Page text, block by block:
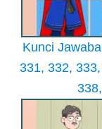
Kunci
331, 332,